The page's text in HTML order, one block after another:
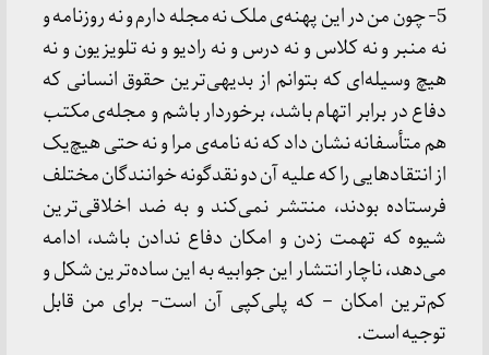
5- چون من در این پهنه‌ی ملک نه مجله دارم و نه روزنامه و
نه منبر و نه کلاس و نه درس و نه رادیو و نه تلویزیون و نه
هیچ وسیله‌ای که بتوانم از بدیهی‌ترین حقوق انسانی که
دفاع در برابر اتهام باشد، برخوردار باشم و مجله‌یمکتب
هم متأسفانه نشان داد که نه نامه‌ی مرا و نه حتی هیچ‌یک
از انتقادهایی را که علیه آن دو نقدگونه خوانندگان مختلف
فرستاده بودند، منتشر نمی‌کند و به ضد اخلاقی‌ترین
شیوه که تهمت زدن و امکان دفاع ندادن باشد، ادامه
می‌دهد، ناچار انتشار این جوابیه به این ساده‌ترین شکل و
کم‌ترین امکان – که پلی‌کپی آن است- برای من قابل
توجیه است.